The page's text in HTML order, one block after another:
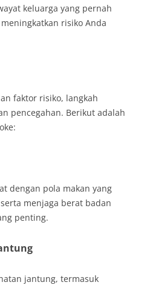
keluarga yang pernah
risiko Anda
faktor risiko, langkah
pencegahan. Berikut adalah
dengan pola makan yang
menjaga berat badan
penting.
jantung, termasuk